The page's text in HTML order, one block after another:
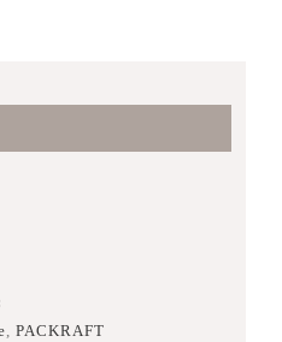
PACKRAFT